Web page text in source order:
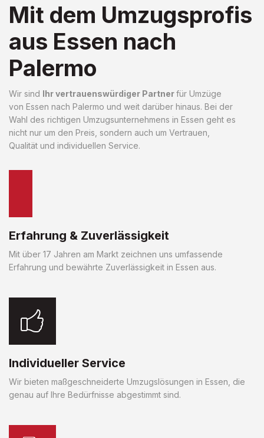
Mit dem Umzugsprofis
aus Essen nach
Palermo
Wir sind Ihr vertrauenswürdiger Partnerfür Umzüge
von Essen nach Palermo und weit darüber hinaus. Bei der
Wahl des richtigen Umzugsunternehmens in Essen geht es
nicht nur um den Preis, sondern auch um Vertrauen,
Qualität und individuellen Service.
Erfahrung & Zuverlässigkeit
Mit über 17 Jahren am Markt zeichnen uns umfassende
Erfahrung und bewährte Zuverlässigkeit in Essen aus.
Individueller Service
Wir bieten maßgeschneiderte Umzugslösungen in Essen, die
genau auf Ihre Bedürfnisse abgestimmt sind.